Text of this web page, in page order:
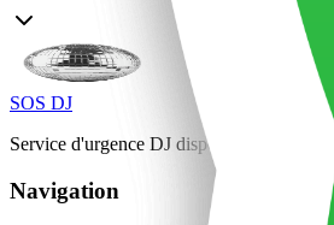
SOS DJ
Service d'urgence DJ disponible 24/7 à
Navigation